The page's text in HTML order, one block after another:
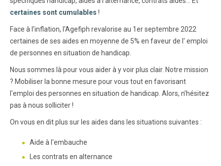
certaines sont cumulables !
Face à l'inflation, l'Agefiph revalorise au 1er septembre 2022
certaines de ses aides en moyenne de 5% en faveur de l' emploi
de personnes en situation de handicap.
Nous sommes là pour vous aider à y voir plus clair. Notre mission
? Mobiliser la bonne mesure pour vous tout en favorisant
l'emploi des personnes en situation de handicap. Alors, n’hésitez
pas à nous solliciter !
On vous en dit plus sur les aides dans les situations suivantes :
Aide à l'embauche
Les contrats en alternance